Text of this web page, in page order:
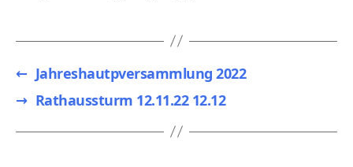
← Jahreshautpversammlung 2022
→ Rathaussturm 12.11.22 12.12